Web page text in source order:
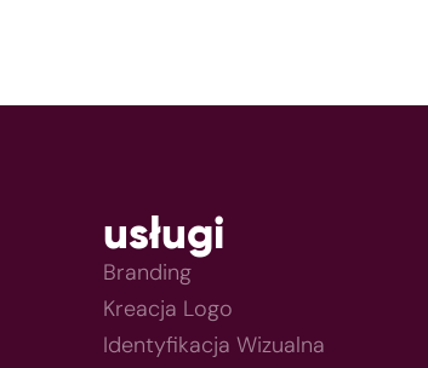
usługi
Branding
Kreacja Logo
Identyfikacja Wizualna